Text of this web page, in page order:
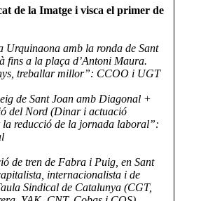
de la Imatge i visca el primer de
Urquinaona amb la ronda de Sant
fins a la plaça d’Antoni Maura.
treballar millor”: CCOO i UGT
de Sant Joan amb Diagonal +
del Nord (Dinar i actuació
reducció de la jornada laboral”:
de tren de Fabra i Puig, en Sant
internacionalista i de
Sindical de Catalunya (CGT,